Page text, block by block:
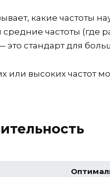
какие частоты
частоты (где
это стандарт для
высоких частот